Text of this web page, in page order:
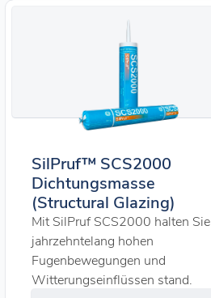
SilPruf™ SCS2000
Dichtungsmasse
(Structural Glazing)
Mit SilPruf SCS2000 halten Sie
jahrzehntelang hohen
Fugenbewegungen und
Witterungseinflüssen stand.